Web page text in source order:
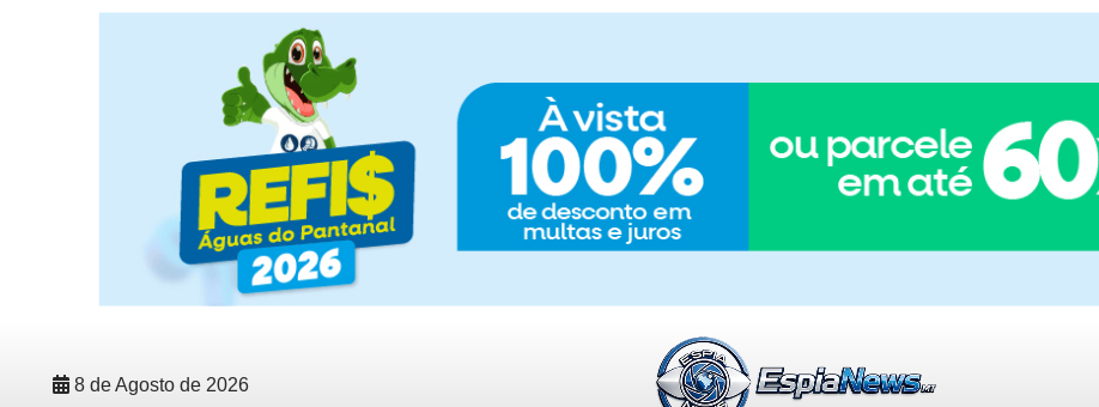
8 de Agosto de 2026